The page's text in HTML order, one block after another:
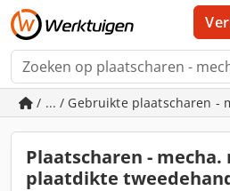
/ ... / Gebruikte plaatscharen -
Plaatscharen -
plaatdikte